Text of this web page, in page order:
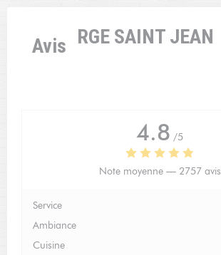
L'AUBERGE SAINT JEAN
Avis
4.8 /5
Note moyenne — 2757 avis
Service
Ambiance
Cuisine